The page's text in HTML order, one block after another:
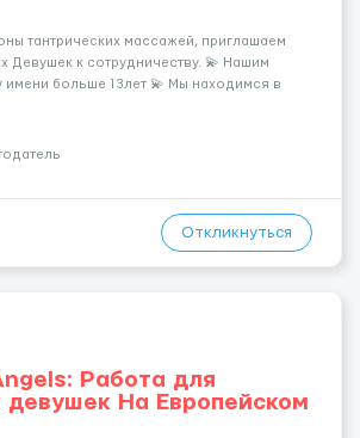
тантрических массажей, приглашаем
Девушек к сотрудничеству. 💫 Нашим
имени больше 13лет 💫 Мы находимся в
гарантируем Наличие работы. Поток 💝
Откликнуться
Работа для
девушек На Европейском